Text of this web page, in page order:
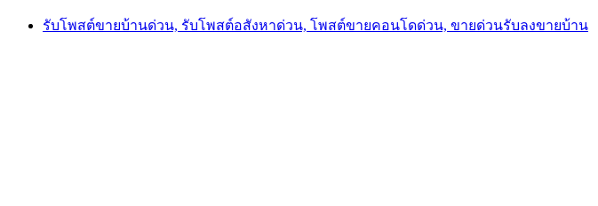
Skip
รับโพสต์ขายบ้านด่วน, รับโพสต์อสังหาด่วน, โพสต์ขายคอนโดด่วน, ขายด่วนรับลงขายบ้าน